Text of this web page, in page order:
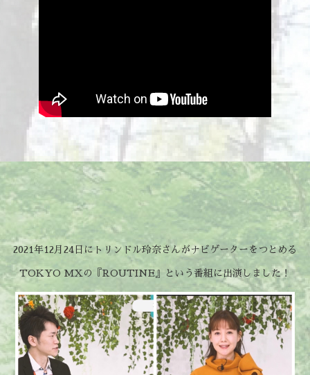
2021年12月24日にトリンドル玲奈さんがナビゲーターをつとめる
TOKYO MXの『ROUTINE』という番組に出演しました！